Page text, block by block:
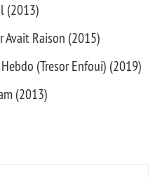
(2013)
Avait Raison (2015)
(Tresor Enfoui) (2019)
(2013)